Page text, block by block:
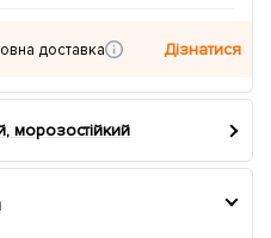
доставка Дізнатися
морозостійкий